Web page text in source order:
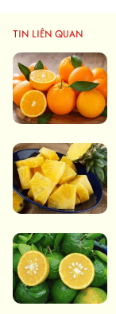
TIN LIÊN QUAN